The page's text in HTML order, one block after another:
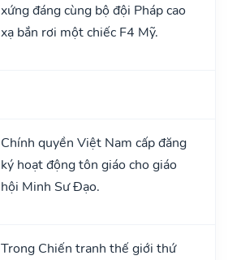
xứng đáng cùng bộ đội Pháp cao
xạ bắn rơi một chiếc F4 Mỹ.
Chính quyền Việt Nam cấp đăng
ký hoạt động tôn giáo cho giáo
hội Minh Sư Đạo.
Trong Chiến tranh thế giới thứ